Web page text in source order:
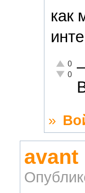
как
Отлично!
0
0
»
avant